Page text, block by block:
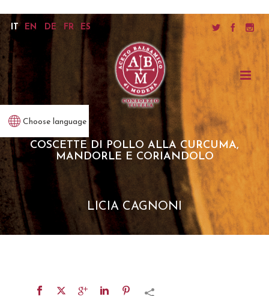
Choose language
COSCETTE DI POLLO ALLA CURCUMA,
MANDORLE E CORIANDOLO
LICIA CAGNONI
IT EN DE FR ES